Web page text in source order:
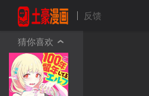
反馈
猜你喜欢 